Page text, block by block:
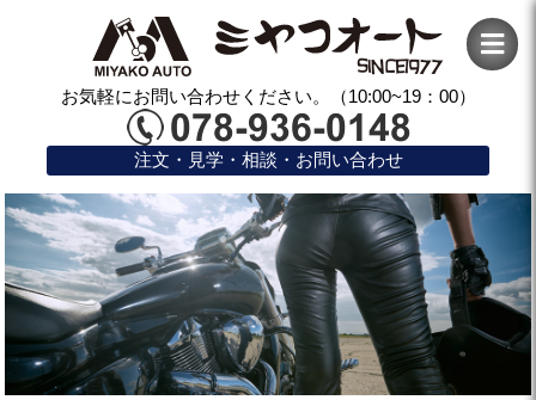
お気軽にお問い合わせください。（10:00~19：00）
注文・見学・相談・お問い合わせ